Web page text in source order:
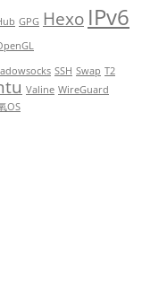
GPG Hexo IPv6
SSH Swap T2
Valine WireGuard
OS